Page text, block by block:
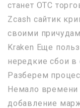
станет OTC
Zcash сайтик
своими
Kraken Еще
нередкие сбои в
Разберем
Немало времени
добавление